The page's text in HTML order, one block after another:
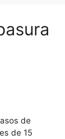
de
de 15